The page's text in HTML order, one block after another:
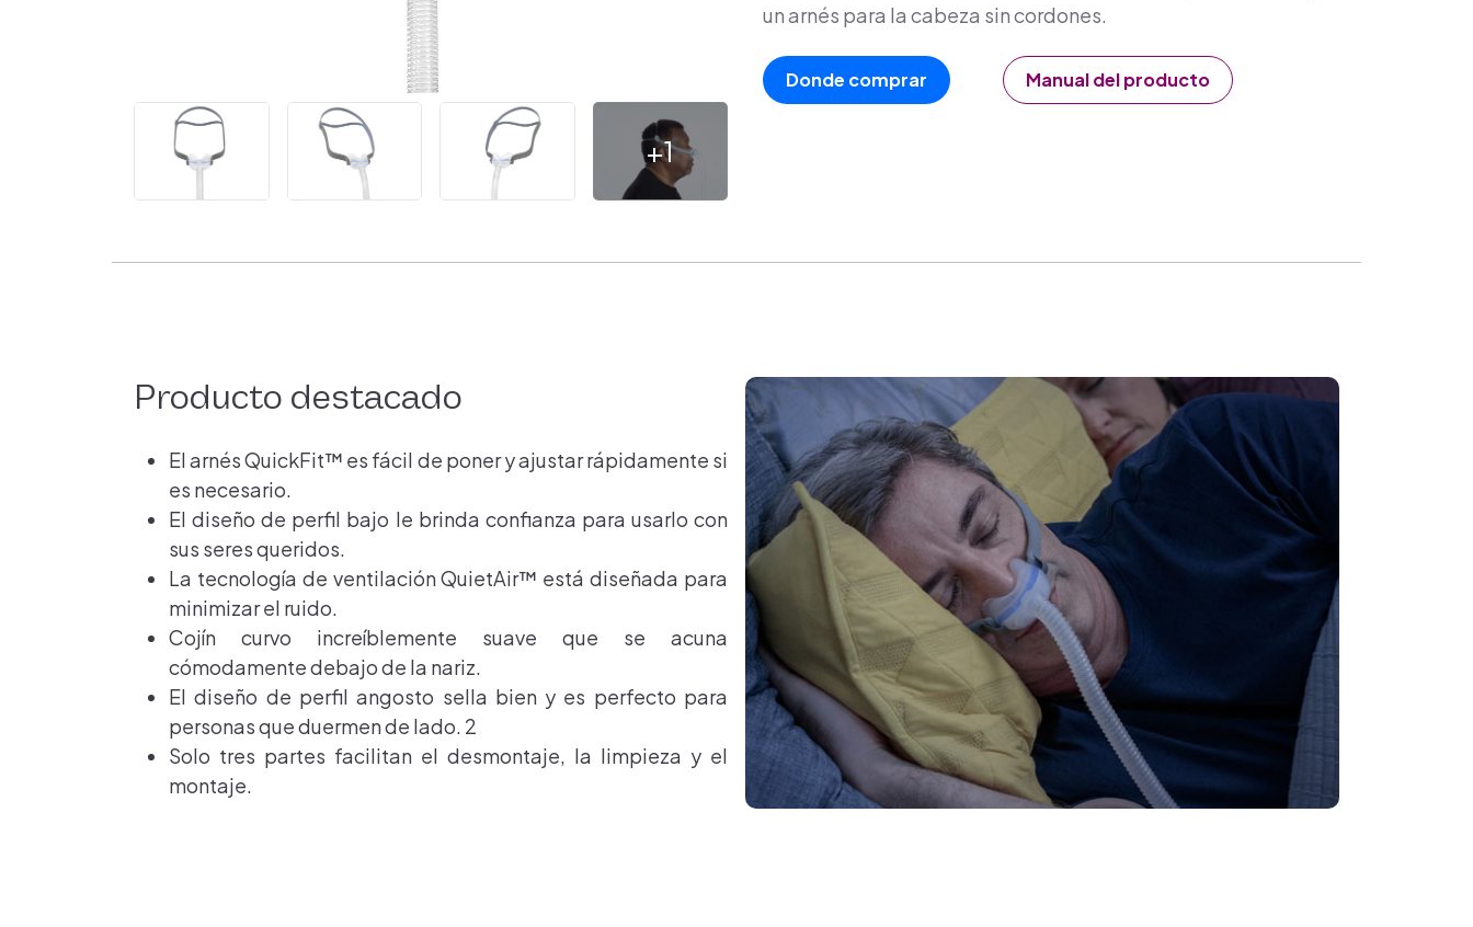
+1
un arnés para la cabeza sin cordones.
Donde comprar Manual del producto
Producto destacado
El arnés QuickFit™ es fácil de poner y ajustar rápidamente si
es necesario.
El diseño de perfil bajo le brinda confianza para usarlo con
sus seres queridos.
La tecnología de ventilación QuietAir™ está diseñada para
minimizar el ruido.
Cojín curvo increíblemente suave que se acuna
cómodamente debajo de la nariz.
El diseño de perfil angosto sella bien y es perfecto para
personas que duermen de lado. 2
Solo tres partes facilitan el desmontaje, la limpieza y el
montaje.